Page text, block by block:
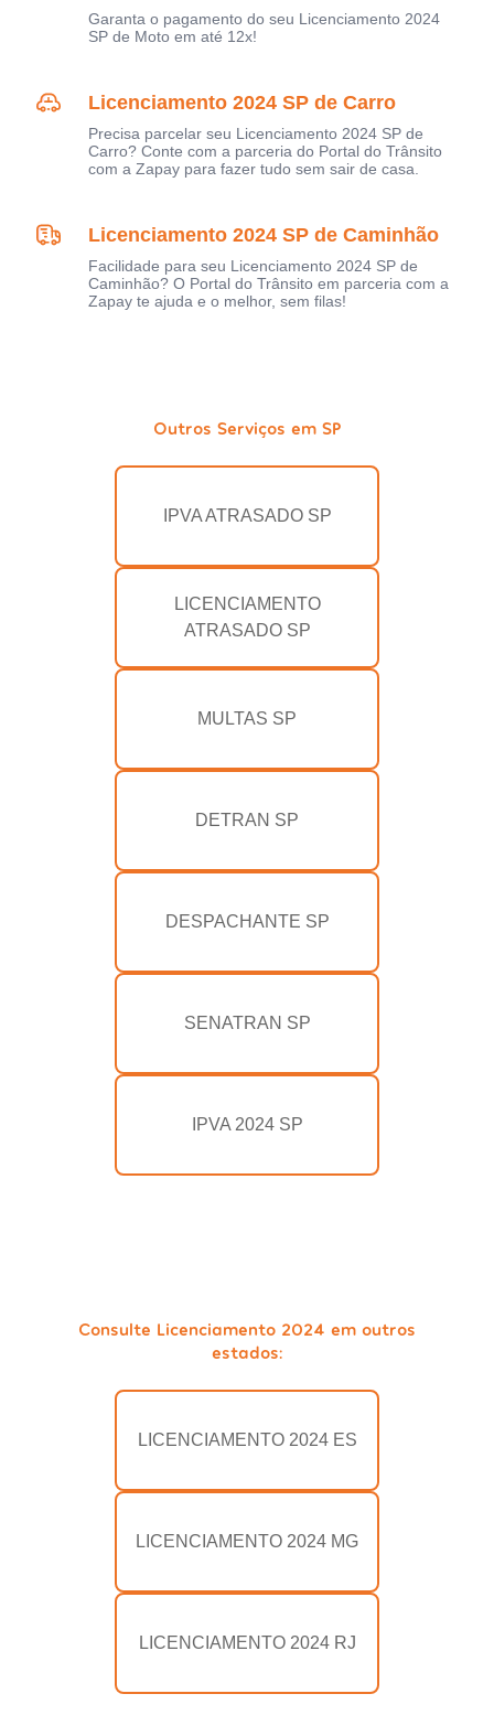
Garanta o pagamento do seu Licenciamento 2024
SP de Moto em até 12x!
Licenciamento 2024 SP de Carro
Precisa parcelar seu Licenciamento 2024 SP de
Carro? Conte com a parceria do Portal do Trânsito
com a Zapay para fazer tudo sem sair de casa.
Licenciamento 2024 SP de Caminhão
Facilidade para seu Licenciamento 2024 SP de
Caminhão? O Portal do Trânsito em parceria com a
Zapay te ajuda e o melhor, sem filas!
Outros Serviços em SP
IPVA ATRASADO SP
LICENCIAMENTO
ATRASADO SP
MULTAS SP
DETRAN SP
DESPACHANTE SP
SENATRAN SP
IPVA 2024 SP
Consulte Licenciamento 2024 em outros
estados:
LICENCIAMENTO 2024 ES
LICENCIAMENTO 2024 MG
LICENCIAMENTO 2024 RJ